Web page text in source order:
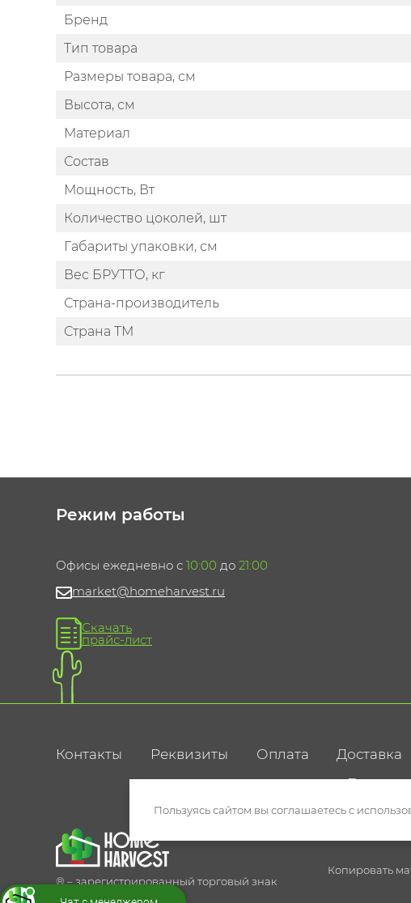
Бренд
Тип товара
Размеры товара, см
Высота, см
Материал
Состав
Мощность, Вт
Количество цоколей, шт
Габариты упаковки, см
Вес БРУТТО, кг
Страна-производитель
Страна ТМ
Режим работы
Офисы ежедневно с 10:00 до 21:00
market@homeharvest.ru
Скачать
прайс-лист
Контакты Реквизиты Оплата Доставка
® – зарегистрированный торговый знак
Копировать
Пользуясь сайтом вы соглашаетесь с